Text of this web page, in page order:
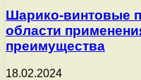
Шарико-винтовые
области
преимущества
18.02.2024